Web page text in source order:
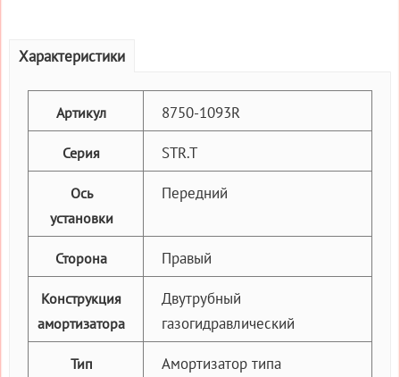
Характеристики
Артикул 8750-1093R
Серия STR.T
Ось
установки
Передний
Сторона Правый
Конструкция
амортизатора
Двутрубный
газогидравлический
Тип
Амортизатор типа